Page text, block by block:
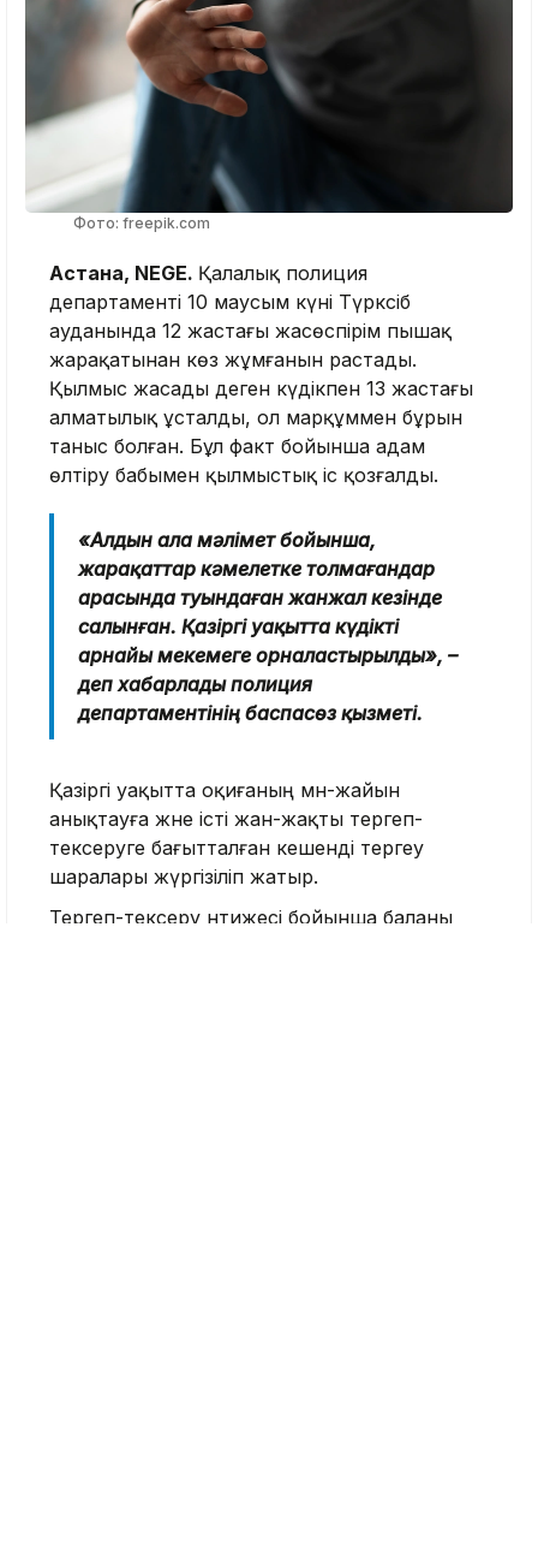
Фото: freepik.com
Астана, NEGE. Қалалық полиция
департаменті 10 маусым күні Түрксіб
ауданында 12 жастағы жасөспірім пышақ
жарақатынан көз жұмғанын растады.
Қылмыс жасады деген күдікпен 13 жастағы
алматылық ұсталды, ол марқұммен бұрын
таныс болған. Бұл факт бойынша адам
өлтіру бабымен қылмыстық іс қозғалды.
«Алдын ала мәлімет бойынша,
жарақаттар кәмелетке толмағандар
арасында туындаған жанжал кезінде
салынған. Қазіргі уақытта күдікті
арнайы мекемеге орналастырылды», –
деп хабарлады полиция
департаментінің баспасөз қызметі.
Қазіргі уақытта оқиғаның мән-жайын
анықтауға және істі жан-жақты тергеп-
тексеруге бағытталған кешенді тергеу
шаралары жүргізіліп жатыр.
Тергеп-тексеру нәтижесі бойынша баланы